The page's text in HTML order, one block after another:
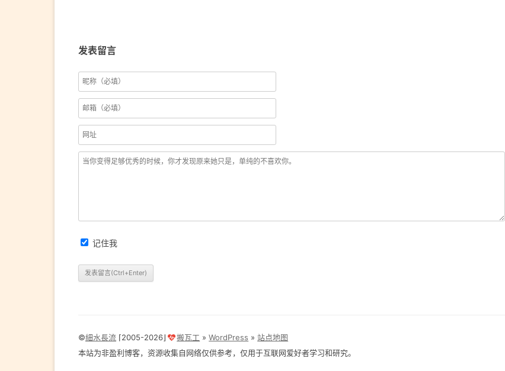
发表留言
记住我
©細水長流 ⌈2005-2026⌋ 搬瓦工 »WordPress »站点地图
本站为非盈利博客，资源收集自网络仅供参考，仅用于互联网爱好者学习和研究。